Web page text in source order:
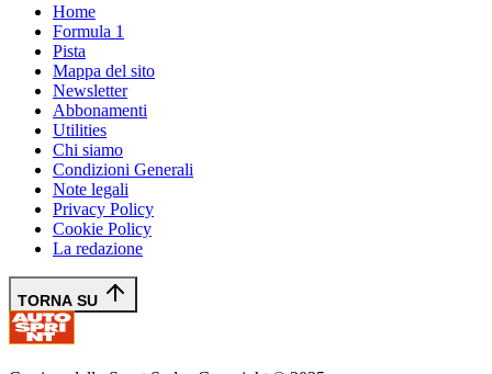
Home
Formula 1
Pista
Mappa del sito
Newsletter
Abbonamenti
Utilities
Chi siamo
Condizioni Generali
Note legali
Privacy Policy
Cookie Policy
La redazione
TORNA SU